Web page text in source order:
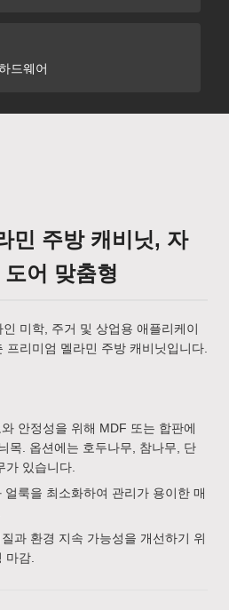
드웨어
민 주방 캐비닛, 자
어 맞춤형
미학, 주거 및 상업용 애플리케이
프리미엄 멜라민 주방 캐비닛입니다.
안정성을 위해 MDF 또는 합판에
목. 옵션에는 호두나무, 참나무, 단
가 있습니다.
얼룩을 최소화하여 관리가 용이한 매
과 환경 지속 가능성을 개선하기 위
마감.